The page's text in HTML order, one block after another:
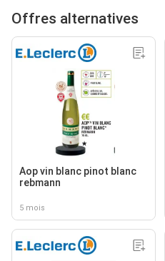
Offres alternatives
Aop vin blanc pinot blanc
rebmann
5 mois